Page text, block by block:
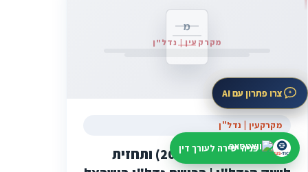
מ
מקרקעין | נדל"ן
מקרקעין | נדל"ן
מחירים עדכניים (2025) ותחזית
צרו פתרון עם AI
פניה ישירה לעורך דין